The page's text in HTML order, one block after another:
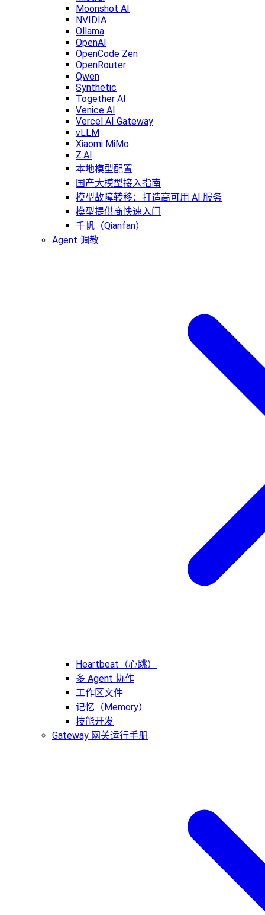
Moonshot AI
NVIDIA
Ollama
OpenAI
OpenCode Zen
OpenRouter
Qwen
Synthetic
Together AI
Venice AI
Vercel AI Gateway
vLLM
Xiaomi MiMo
Z.AI
本地模型配置
国产大模型接入指南
模型故障转移：打造高可用 AI 服务
模型提供商快速入门
千帆（Qianfan）
Agent 调教
Heartbeat（心跳）
多 Agent 协作
工作区文件
记忆（Memory）
技能开发
Gateway 网关运行手册